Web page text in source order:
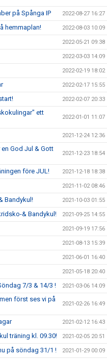
på Spånga IP
2022-08-27 16:27
hemmaplan! 2022-08-03 10:09
2022-05-21 09:38
2022-03-03 14:09
2022-02-19 18:02
2022-02-17 15:55
2022-02-07 20:33
ett
2022-01-01 11:07
2021-12-24 12:36
God Jul & Gott
2021-12-23 18:54
före JUL! 2021-12-18 18:38
2021-11-02 08:46
Bandykul! 2021-10-03 01:55
& Bandykul! 2021-09-25 14:55
2021-09-19 17:56
2021-08-13 15:39
2021-06-01 16:40
2021-05-18 20:40
7/3 & 14/3 ! 2021-03-06 14:09
först ses vi på
2021-02-26 16:49
2021-02-12 16:43
träning kl. 09.30! 2021-02-05 20:51
på söndag 31/1 ! 2021-01-29 00:09